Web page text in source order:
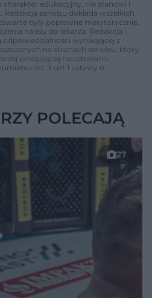
edukacyjny, nie stanowi i
Redakcja serwisu dokłada wszelkich
były poprawne merytorycznie,
należy do lekarza. Redakcja i
wynikającej z
na stronach serwisu, który
polegającej na udzielaniu
art. 3 ust 1 ustawy o
POLECAJĄ
27